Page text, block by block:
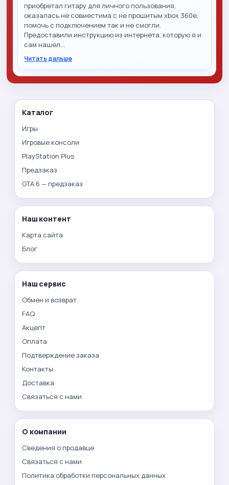
приобретал гитару для личного пользования,
оказалась не совместима с не прошитым xbox 360e,
помочь с подключением так и не смогли.
Предоставили инструкцию из интернета, которую я и
сам нашел…
Читать дальше
Каталог
Игры
Игровые консоли
PlayStation Plus
Предзаказ
GTA 6 — предзаказ
Наш контент
Карта сайта
Блог
Наш сервис
Обмен и возврат
FAQ
Акцепт
Оплата
Подтверждение заказа
Контакты
Доставка
Связаться с нами
О компании
Сведения о продавце
Связаться с нами
Политика обработки персональных данных